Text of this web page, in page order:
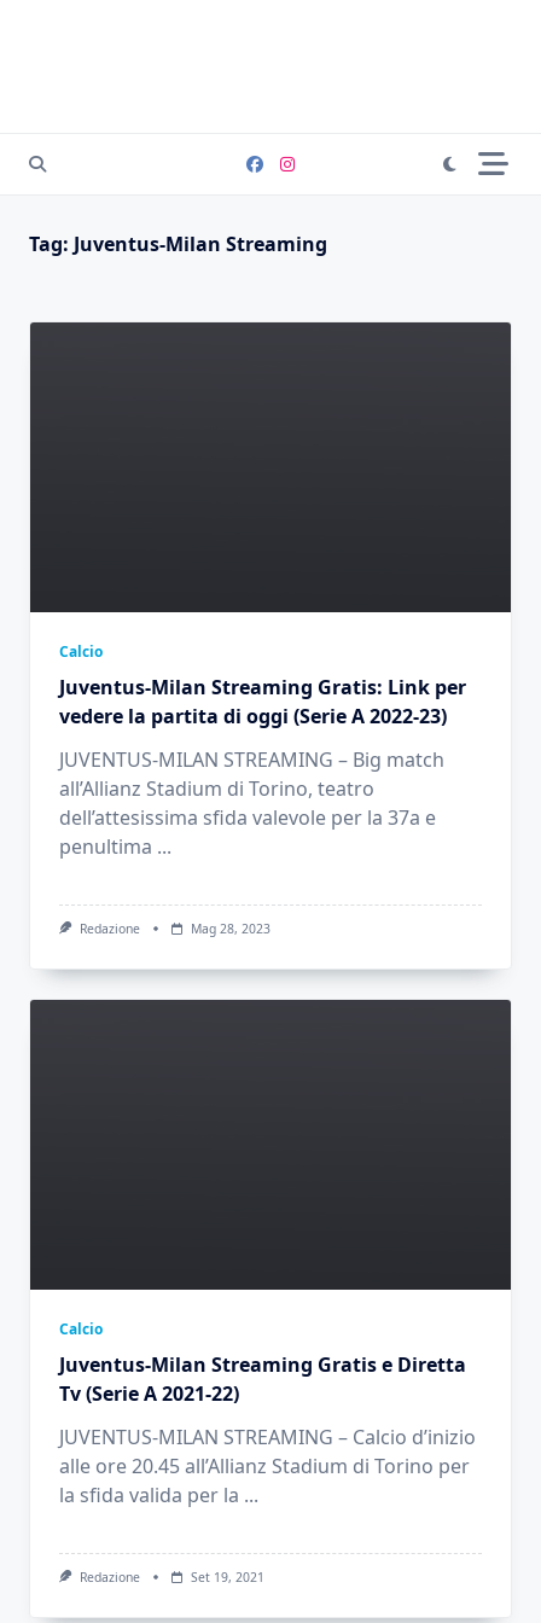
Tag: Juventus-Milan Streaming
Calcio
Juventus-Milan Streaming Gratis: Link per
vedere la partita di oggi (Serie A 2022-23)
JUVENTUS-MILAN STREAMING – Big match
all’Allianz Stadium di Torino, teatro
dell’attesissima sfida valevole per la 37a e
penultima ...
Redazione Mag 28, 2023
Calcio
Juventus-Milan Streaming Gratis e Diretta
Tv (Serie A 2021-22)
JUVENTUS-MILAN STREAMING – Calcio d’inizio
alle ore 20.45 all’Allianz Stadium di Torino per
la sfida valida per la ...
Redazione Set 19, 2021